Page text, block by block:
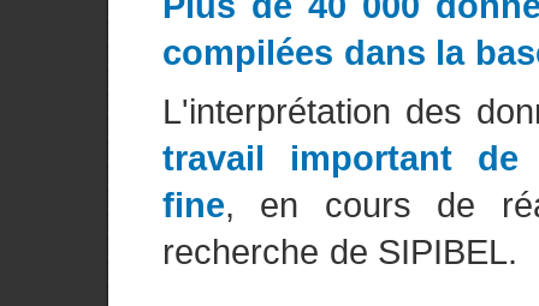
compilées dans la
L'interprétation des
travail important de
fine, en cours de
recherche de SIPIBEL.